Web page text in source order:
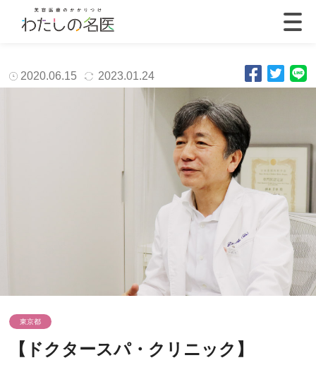
2020.06.15 2023.01.24
東京都
【ドクタースパ・クリニック】